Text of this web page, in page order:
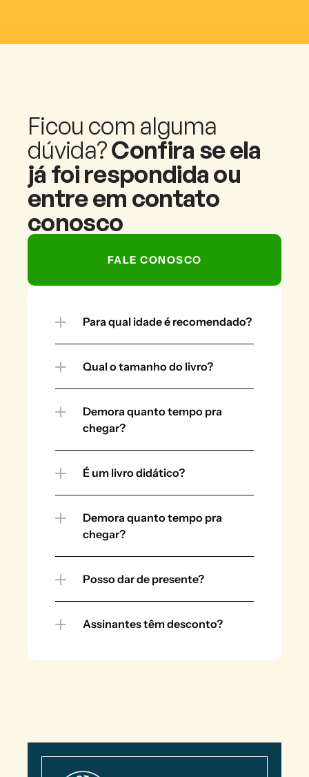
Ficou com alguma
dúvida? Confira se ela
já foi respondida ou
entre em contato
conosco
FALE CONOSCO
Para qual idade é recomendado?
Qual o tamanho do livro?
É um livro didático?
Demora quanto tempo pra
chegar?
Posso dar de presente?
Assinantes têm desconto?
Demora quanto tempo pra
chegar?